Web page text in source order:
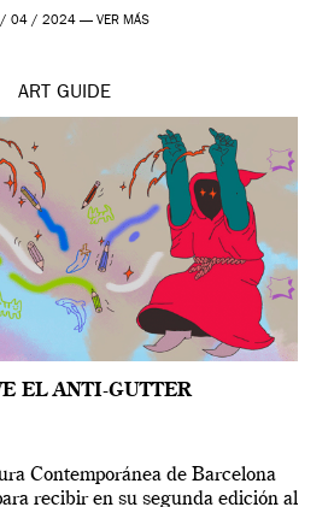
por […]
/ 04 / 2024 — VER MÁS
ART GUIDE
EL ANTI-GUTTER
Contemporánea de Barcelona
recibir en su segunda edición al